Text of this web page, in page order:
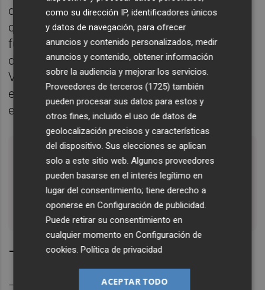
del sector turístico porque tendría un
carácter finalista. Sería una importante
fuente de ingresos que prácticamente
duplicaría el presupuesto de la Agència
Valenciana de Turisme. Se podrían ingresar
entre 39 y 48 millones de euros, según las
excepciones.
Lo último que nos ha dicho el Ministerio es
que nos aprobará el FLA extraordinario de
831 millones de euros a partir del 21 de
septiembre
–¿Incluiría a los apartamentos turísticos?
–Sí. En las conversaciones que hemos
como su dirección IP, identificadores únicos
y datos de navegación, para ofrecer
anuncios y contenido personalizados, medir
anuncios y contenido, obtener información
sobre la audiencia y mejorar los servicios.
Proveedores de terceros (1725) también
pueden procesar sus datos para estos y
otros fines, incluido el uso de datos de
geolocalización precisos y características
del dispositivo. Sus elecciones se aplican
solo a este sitio web. Algunos proveedores
pueden basarse en el interés legítimo en
lugar del consentimiento; tiene derecho a
oponerse enConfiguración de publicidad.
Puede retirar su consentimiento en
cualquier momento enConfiguración de
cookies.Política de privacidad
ACEPTAR TODO